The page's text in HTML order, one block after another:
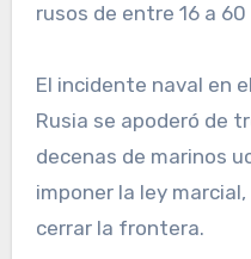
rusos de entre 16 a 60
El incidente naval en
Rusia se apoderó de
decenas de marinos
imponer la ley
cerrar la frontera.